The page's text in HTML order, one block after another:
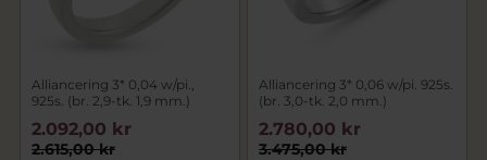
Alliancering 3* 0,04 w/pi.,
925s. (br. 2,9-tk. 1,9 mm.)
2.615,00 kr
2.092,00 kr
Alliancering 3* 0,06 w/pi. 925s.
(br. 3,0-tk. 2,0 mm.)
3.475,00 kr
2.780,00 kr